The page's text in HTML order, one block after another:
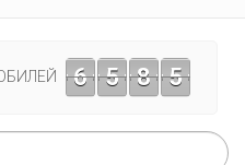
6 5 8 5